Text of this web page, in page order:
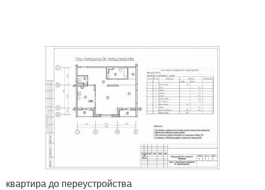
квартира до переустройства